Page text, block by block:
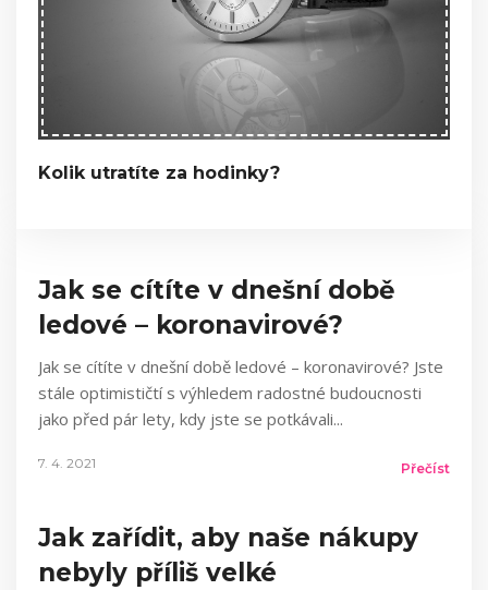
Kolik utratíte za hodinky?
Jak se cítíte v dnešní době
ledové – koronavirové?
Jak se cítíte v dnešní době ledové – koronavirové? Jste
stále optimističtí s výhledem radostné budoucnosti
jako před pár lety, kdy jste se potkávali
Přečíst
7. 4. 2021
Jak zařídit, aby naše nákupy
nebyly příliš velké